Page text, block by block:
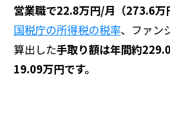
営業職で22.8万円/月（273.6万
国税庁の所得税の税率、ファン
算出した手取り額は年間約
19.09万円です。